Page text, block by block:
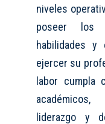
niveles
poseer los
habilidades y
ejercer su
labor cumpla
liderazgo y